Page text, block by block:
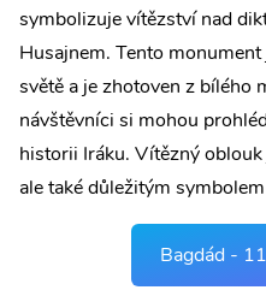
symbolizuje vítězství nad
Husajnem. Tento
světě a je zhotoven z bílého
návštěvníci si mohou
historii Iráku. Vítězný
ale také důležitým
Bagdád -